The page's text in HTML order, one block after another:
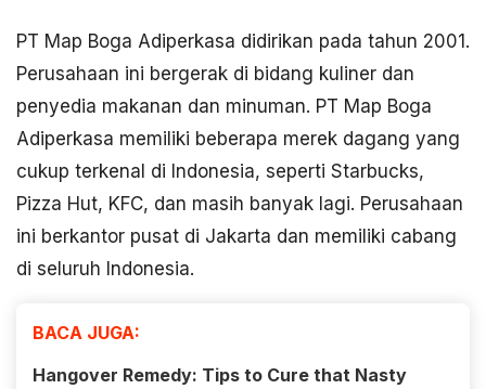
PT Map Boga Adiperkasa didirikan pada tahun 2001.
Perusahaan ini bergerak di bidang kuliner dan
penyedia makanan dan minuman. PT Map Boga
Adiperkasa memiliki beberapa merek dagang yang
cukup terkenal di Indonesia, seperti Starbucks,
Pizza Hut, KFC, dan masih banyak lagi. Perusahaan
ini berkantor pusat di Jakarta dan memiliki cabang
di seluruh Indonesia.
BACA JUGA:
Hangover Remedy: Tips to Cure that Nasty